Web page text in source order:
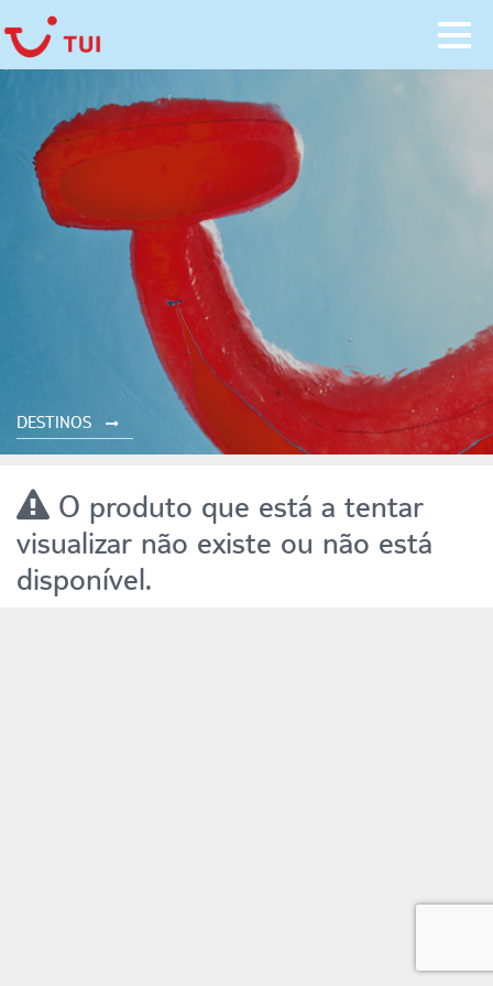
DESTINOS
O produto que está a tentar
visualizar não existe ou não está
disponível.